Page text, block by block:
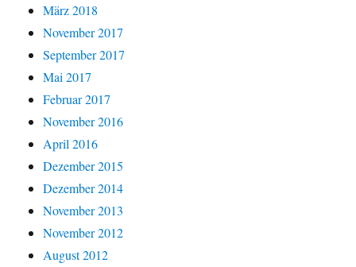
März 2018
November 2017
September 2017
Mai 2017
Februar 2017
November 2016
April 2016
Dezember 2015
Dezember 2014
November 2013
November 2012
August 2012